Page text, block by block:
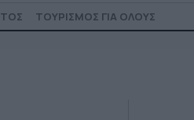
ΤΟΥΡΙΣΜΟΣ ΓΙΑ ΟΛΟΥΣ